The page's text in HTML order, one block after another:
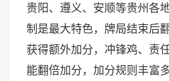
贵阳、遵义、安顺等贵州各
制是最大特色，牌局结束后
获得额外加分，冲锋鸡、责
能翻倍加分，加分规则丰富